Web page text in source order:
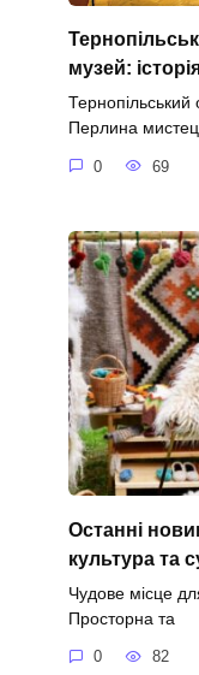
музей:
Перлина
0 69
Останні
культура та
Чудове місце
Просторна та
0 82